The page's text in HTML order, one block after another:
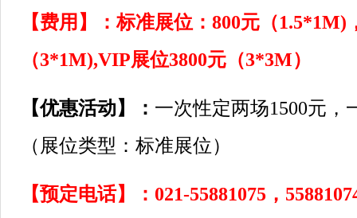
【费用】：标准展位：800元（1.5*1M)
（3*1M),VIP展位3800元（3*3M）
【优惠活动】： 一次性定两场1500元，
（展位类型：标准展位）
【预定电话】：021-55881075，